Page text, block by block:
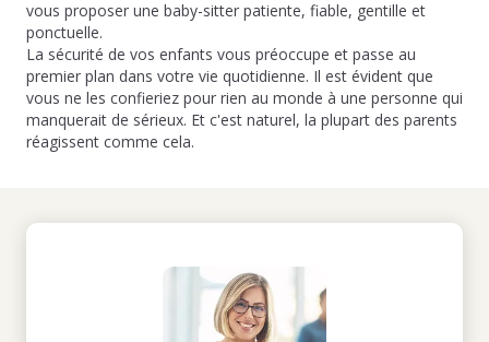
vous proposer une baby-sitter patiente, fiable, gentille et
ponctuelle.
La sécurité de vos enfants vous préoccupe et passe au
premier plan dans votre vie quotidienne. Il est évident que
vous ne les confieriez pour rien au monde à une personne qui
manquerait de sérieux. Et c'est naturel, la plupart des parents
réagissent comme cela.